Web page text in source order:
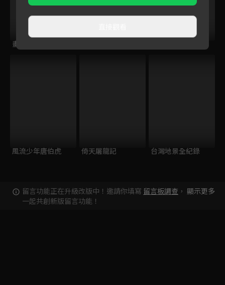
畫皮之真愛無悔
風流少年唐伯虎 倚天屠龍記 台灣地景全紀錄
留言功能正在升級改版中！邀請你填寫 留言板調查 ，
一起共創新版留言功能！
顯示更多